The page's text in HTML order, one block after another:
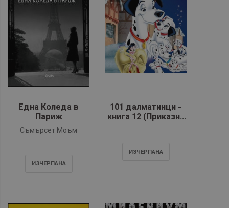
Една Коледа в
Париж
Съмърсет Моъм
ИЗЧЕРПАНA
101 далматинци -
книга 12 (Приказна
ИЗЧЕРПАНA